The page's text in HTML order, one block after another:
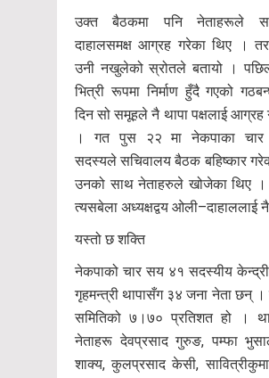
उक्त बैठकमा पनि नेताहरूले
दाहालसमक्ष आग्रह गरेका थिए । तर
उनी नखुलेको स्रोतले बतायो ।
भित्री रूपमा निर्माण हुँदै गएको
दिन सो समूहले नै थापा पक्षलाई आग्रह
। गत पुस २२ मा नेकपाका चार
सदस्यले सचिवालय बैठक बहिष्कार
उनको साथ नेताहरुले खोजेका थिए ।
त्यसबेला अध्यक्षद्वय ओली–दाहाललाई
यस्तो छ शक्ति
नेकपाको चार सय ४१ सदस्यीय
गृहमन्त्री थापासँग ३४ जना नेता छन् ।
समितिको ७।७० प्रतिशत हो ।
नेताहरू देवप्रसाद गुरुङ, पम्फा
शाक्य, कुलप्रसाद केसी,